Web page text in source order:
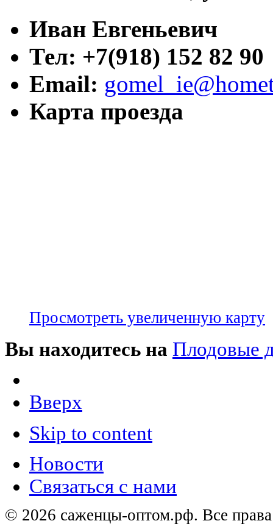
Иван Евгеньевич
Тел: +7(918) 152 82 90
Email:
Карта проезда
Просмотреть увеличенную карту
Вы находитесь на Плодовые
Вверх
Skip to content
Новости
Связаться с нами
© 2026 саженцы-оптом.рф. Все